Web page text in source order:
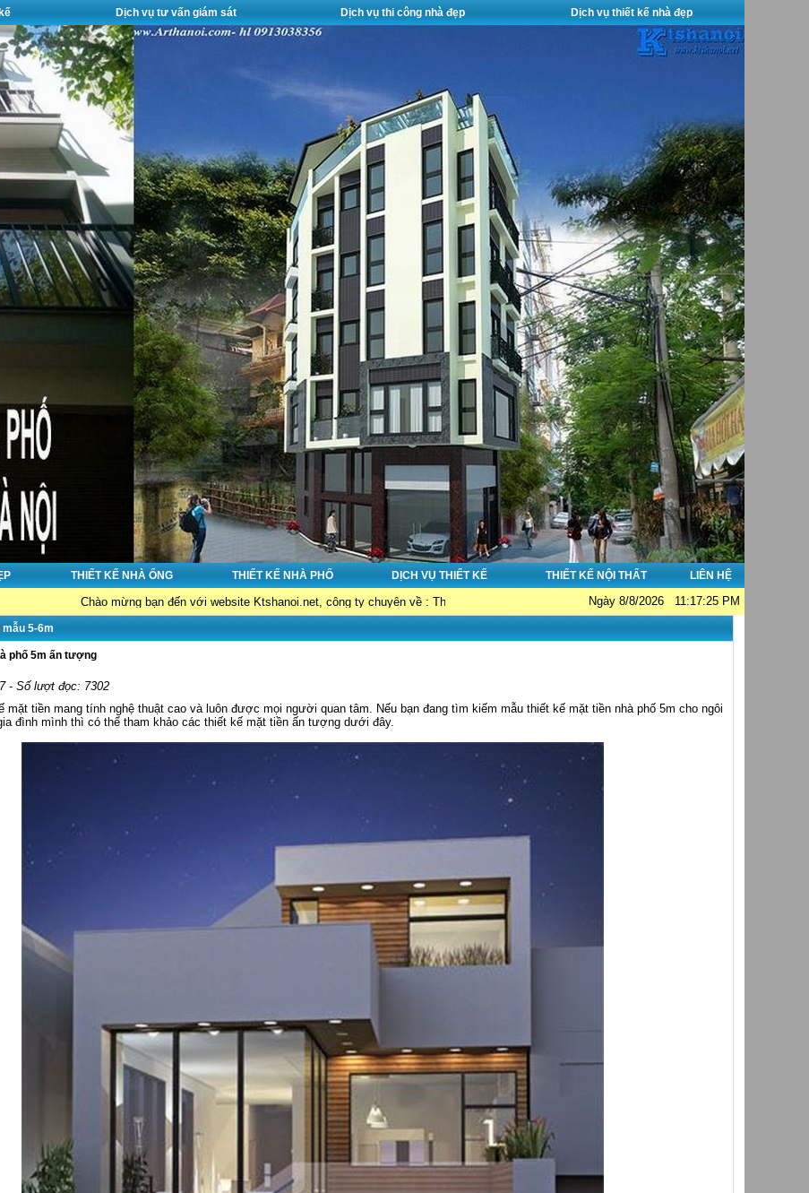
Dịch vụ tư vấn giám sát Dịch vụ thi công nhà đẹp Dịch vụ thiết kế nhà đẹp
THIẾT KẾ NHÀ ỐNG THIẾT KẾ NHÀ PHỐ DỊCH VỤ THIẾT KẾ THIẾT KẾ NỘI THẤT LIÊN HỆ
Chào mừng bạn đến với website Ktshanoi.net, công ty chuyên về : Thiết kế nhà đẹp - Thi công nhà đẹp - Tư vấn giám sát. Hotline: 0913038356;
Ngày 8/8/2026 11:17:25 PM
5-6m
phố 5m ấn tượng
- Số lượt đọc: 7302
mặt tiền mang tính nghệ thuật cao và luôn được mọi người quan tâm. Nếu bạn đang tìm kiếm mẫu thiết kế mặt tiền nhà phố 5m cho ngôi
đình mình thì có thể tham khảo các thiết kế mặt tiền ấn tượng dưới đây.